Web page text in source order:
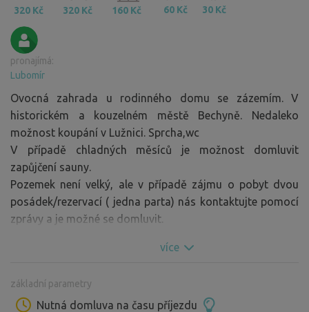
320 Kč 320 Kč 160 Kč 60 Kč 30 Kč
pronajímá:
Lubomír
Ovocná zahrada u rodinného domu se zázemím. V
historickém a kouzelném městě Bechyně. Nedaleko
možnost koupání v Lužnici. Sprcha,wc
V případě chladných měsíců je možnost domluvit
zapůjčení sauny.
Pozemek není velký, ale v případě zájmu o pobyt dvou
posádek/rezervací ( jedna parta) nás kontaktujte pomocí
zprávy a je možné se domluvit.
více
základní parametry
Nutná domluva na času příjezdu